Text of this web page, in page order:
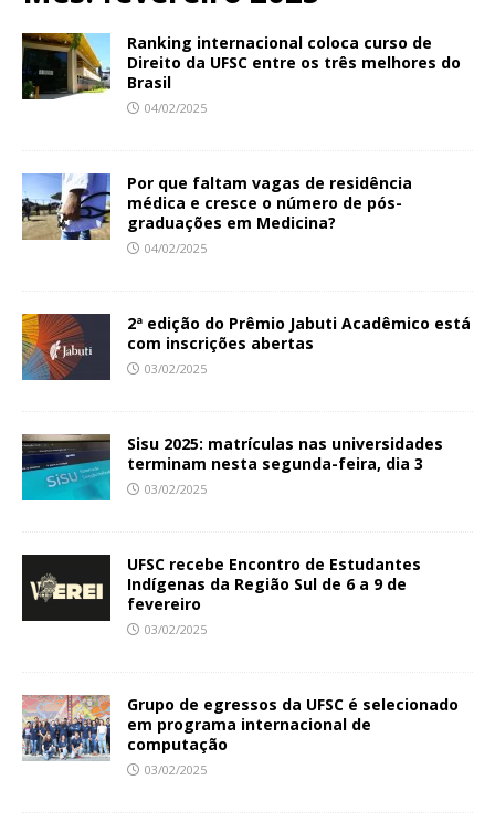
Ranking internacional coloca curso de
Direito da UFSC entre os três melhores do
Brasil
04/02/2025
Por que faltam vagas de residência
médica e cresce o número de pós-
graduações em Medicina?
04/02/2025
2ª edição do Prêmio Jabuti Acadêmico está
com inscrições abertas
03/02/2025
Sisu 2025: matrículas nas universidades
terminam nesta segunda-feira, dia 3
03/02/2025
UFSC recebe Encontro de Estudantes
Indígenas da Região Sul de 6 a 9 de
fevereiro
03/02/2025
Grupo de egressos da UFSC é selecionado
em programa internacional de
computação
03/02/2025